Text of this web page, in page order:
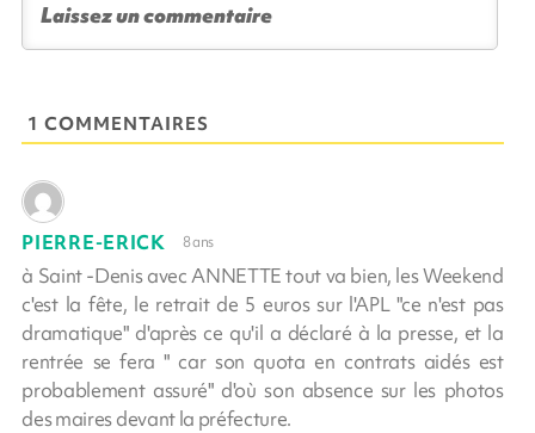
1 COMMENTAIRES
PIERRE-ERICK 8 ans
à Saint -Denis avec ANNETTE tout va bien, les Weekend
c'est la fête, le retrait de 5 euros sur l'APL "ce n'est pas
dramatique" d'après ce qu'il a déclaré à la presse, et la
rentrée se fera " car son quota en contrats aidés est
probablement assuré" d'où son absence sur les photos
des maires devant la préfecture.